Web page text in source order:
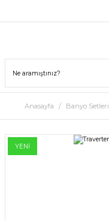
Anasayfa Banyo Setleri
YENİ